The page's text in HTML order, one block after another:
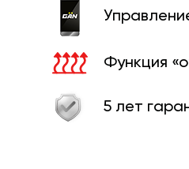
Функция
5 лет